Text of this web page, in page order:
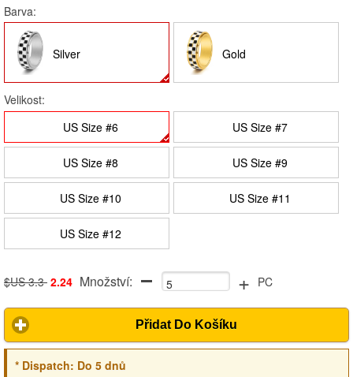
Barva:
Silver Gold
Velikost:
US Size #6
US Size #7
US Size #8 US Size #9
US Size #10 US Size #11
US Size #12
$US 3.3 2.24 Množství: + PC
Přidat Do Košíku
*Dispatch: Do 5 dnů